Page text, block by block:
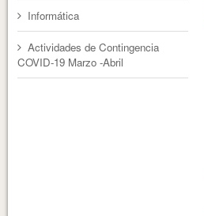
Informática
Actividades de Contingencia
COVID-19 Marzo -Abril